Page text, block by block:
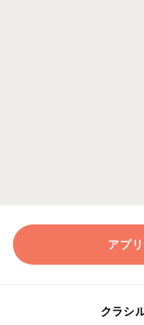
アプ
クラシ